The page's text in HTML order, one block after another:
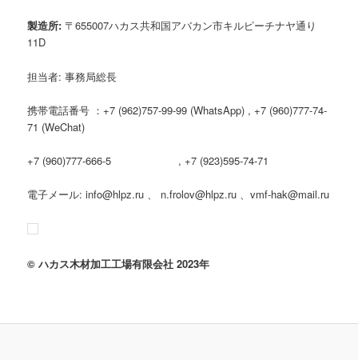
製造所: 〒655007ハカス共和国アバカン市キルピーチナヤ通り
11D
担当者: 事務局総長
携帯電話番号 ：+7 (962)757-99-99 (WhatsApp) , +7 (960)777-74-
71 (WeChat)
+7 (960)777-666-5 , +7 (923)595-74-71
電子メール: info@hlpz.ru 、 n.frolov@hlpz.ru 、vmf-hak@mail.ru
© ハカス木材加工工場有限会社 2023年